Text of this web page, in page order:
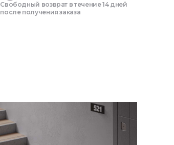
Свободный возврат в течение 14 дней
после получения заказа